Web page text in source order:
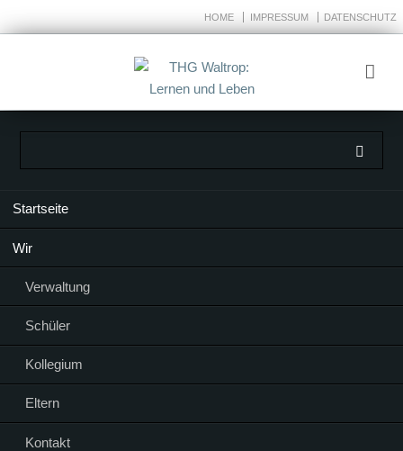
HOME IMPRESSUM DATENSCHUTZ
Startseite
Wir
Verwaltung
Schüler
Kollegium
Eltern
Kontakt